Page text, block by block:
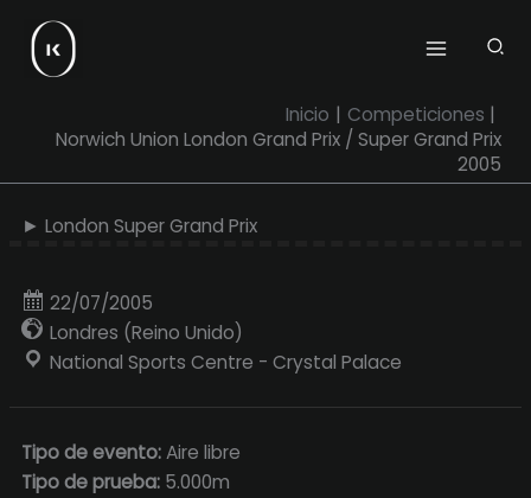
contenido
Inicio
Competiciones
Norwich Union London Grand Prix / Super Grand Prix
2005
► London Super Grand Prix
22/07/2005
Londres (Reino Unido)
National Sports Centre - Crystal Palace
Tipo de evento:Aire libre
Tipo de prueba: 5.000m